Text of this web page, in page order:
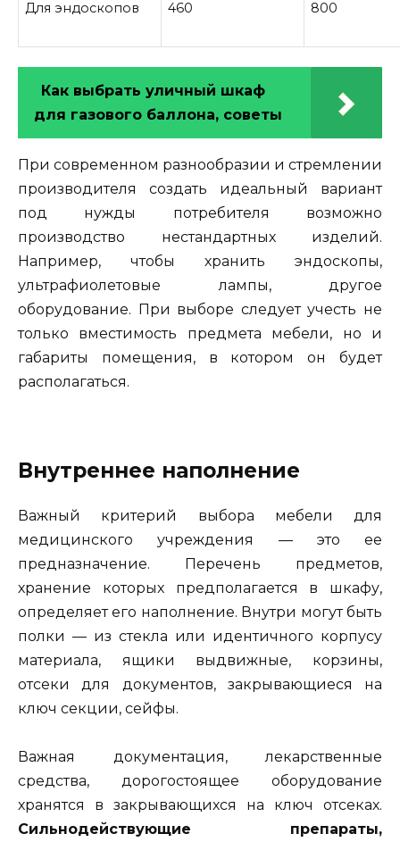
Для эндоскопов 460 800
Как выбрать уличный шкаф
для газового баллона, советы
При современном разнообразии и стремлении
производителя создать идеальный вариант
под нужды потребителя возможно
производство нестандартных изделий.
Например, чтобы хранить эндоскопы,
ультрафиолетовые лампы, другое
оборудование. При выборе следует учесть не
только вместимость предмета мебели, но и
габариты помещения, в котором он будет
располагаться.
Внутреннее наполнение
Важный критерий выбора мебели для
медицинского учреждения — это ее
предназначение. Перечень предметов,
хранение которых предполагается в шкафу,
определяет его наполнение. Внутри могут быть
полки — из стекла или идентичного корпусу
материала, ящики выдвижные, корзины,
отсеки для документов, закрывающиеся на
ключ секции, сейфы.
Важная документация, лекарственные
средства, дорогостоящее оборудование
хранятся в закрывающихся на ключ отсеках.
Сильнодействующие препараты,